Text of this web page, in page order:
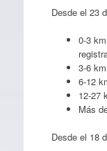
Desde el 23
0-3
3-6
6-12
12-27
Más
Desde el 18